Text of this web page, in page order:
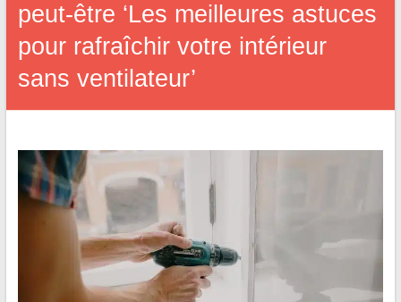
peut-être ‘Les meilleures astuces
pour rafraîchir votre intérieur
sans ventilateur’